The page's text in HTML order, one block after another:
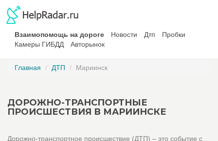
Взаимопомощь на дороге Новости Дтп
Пробки
Камеры ГИБДД
Авторынок
Главная ДТП Мариинск
ДОРОЖНО-ТРАНСПОРТНЫЕ
ПРОИСШЕСТВИЯ В МАРИИНСКЕ
Дорожно-транспортное происшествие (ДТП) – это событие с